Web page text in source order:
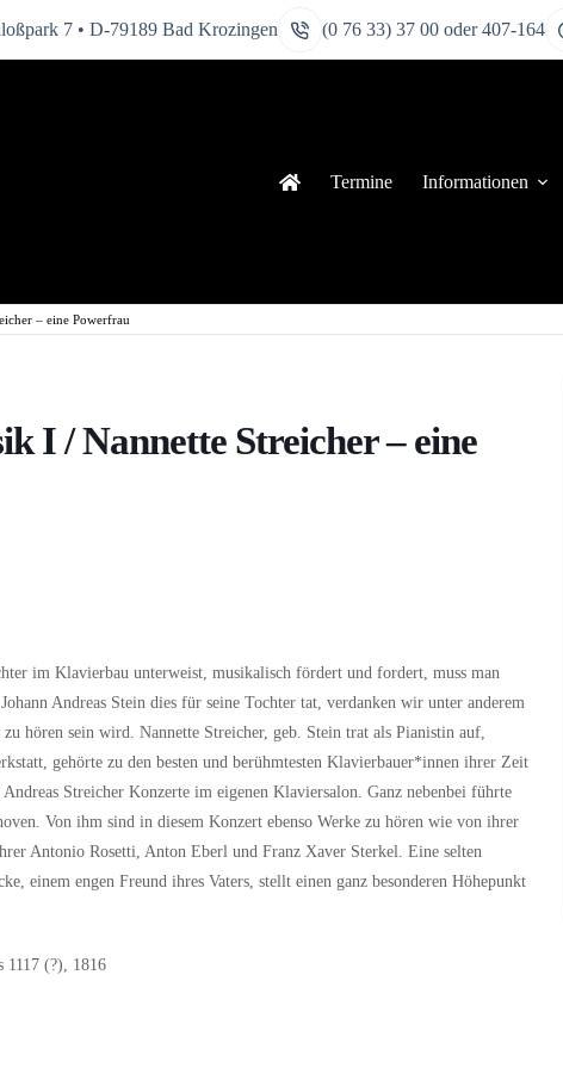
7 • D-79189 Bad Krozingen (0 76 33) 37 00 oder 407-164
Termine Informationen
– eine Powerfrau
I / Nannette Streicher – eine
im Klavierbau unterweist, musikalisch fördert und fordert, muss man
Andreas Stein dies für seine Tochter tat, verdanken wir unter anderem
hören sein wird. Nannette Streicher, geb. Stein trat als Pianistin auf,
gehörte zu den besten und berühmtesten Klavierbauer*innen ihrer Zeit
Streicher Konzerte im eigenen Klaviersalon. Ganz nebenbei führte
Von ihm sind in diesem Konzert ebenso Werke zu hören wie von ihrer
Antonio Rosetti, Anton Eberl und Franz Xaver Sterkel. Eine selten
einem engen Freund ihres Vaters, stellt einen ganz besonderen Höhepunkt
1117 (?), 1816